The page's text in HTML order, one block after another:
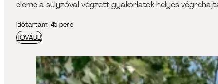
eleme a súlyzóval végzett gyakorlatok helyes
Időtartam: 45 perc
TOVÁBB